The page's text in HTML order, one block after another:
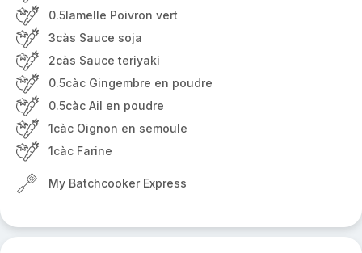
0.5lamelle Poivron vert
3càs Sauce soja
2càs Sauce teriyaki
0.5càc Gingembre en poudre
0.5càc Ail en poudre
1càc Oignon en semoule
1càc Farine
My Batchcooker Express